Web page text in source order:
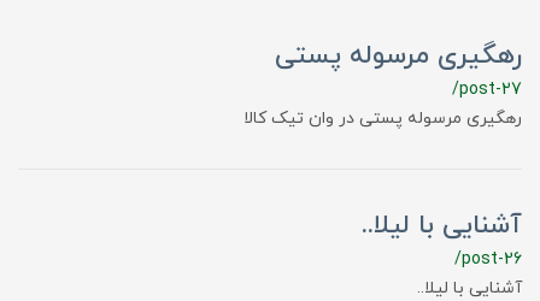
رهگیری مرسوله پستی
/post-27
رهگیری مرسوله پستی در وان تیک کالا
آشنایی با لیلا..
/post-26
آشنایی با لیلا..